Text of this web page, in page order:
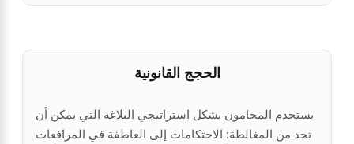
الحجج القانونية
يستخدم المحامون بشكل استراتيجي البلاغة التي يمكن أن
تحد من المغالطة: الاحتكامات إلى العاطفة في المرافعات